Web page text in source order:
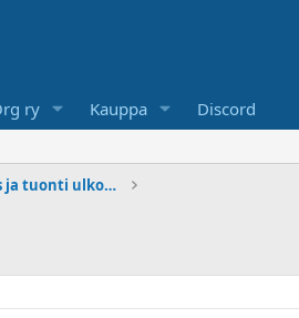
ry Kauppa Discord
Pyörän ja mp-tavaran tilaus ja tuonti ulkomailta